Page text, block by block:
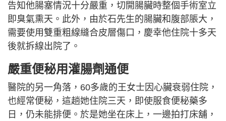
告知他腸塞情況十分嚴重，切開腸臟時整個手術室立
即臭氣熏天。此外，由於石先生的腸臟和腹部脹大，
需要使用雙重粗線縫合皮層傷口，慶幸他住院十多天
後就拆線出院了。
嚴重便秘用灌腸劑通便
醫院的另一角落，60多歲的王女士因心臟衰弱住院，
也經常便秘，這趟她住院三天，即使服食便秘藥多
日，仍未能排便。於是她坐在床上，一邊拍打床舖，